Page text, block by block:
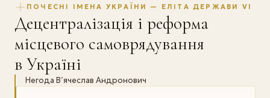
ПОЧЕСНІ ІМЕНА УКРАЇНИ — ЕЛІТА ДЕРЖАВИ VI
Децентралізація і реформа
місцевого самоврядування
в Україні
Негода В’ячеслав Андронович